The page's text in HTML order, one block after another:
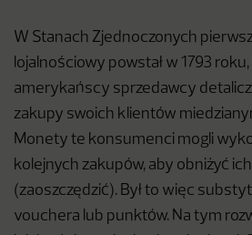
W Stanach Zjednoczonych
lojalnościowy powstał w 1793
amerykańscy sprzedawcy
zakupy swoich klientów
Monety te konsumenci mogli
kolejnych zakupów, aby obniżyć
(zaoszczędzić). Był to więc
vouchera lub punktów. Na tym